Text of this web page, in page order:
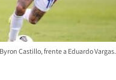
Byron Castillo, frente a Eduardo Vargas.